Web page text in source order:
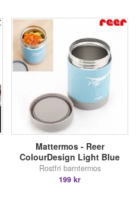
Mattermos - Reer
ColourDesign Light Blue
Rostfri barntermos
199 kr